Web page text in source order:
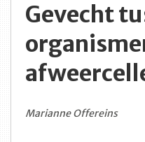
Gevecht
Marianne Offereins